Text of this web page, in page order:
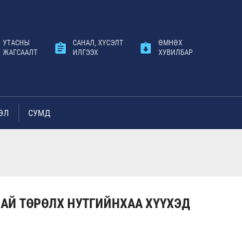
УТАСНЫ
ЖАГСААЛТ
САНАЛ, ХҮСЭЛТ
ИЛГЭЭХ
ӨМНӨХ
ХУВИЛБАР
СУМД
ТӨРӨЛХ НУТГИЙНХАА ХҮҮХЭД